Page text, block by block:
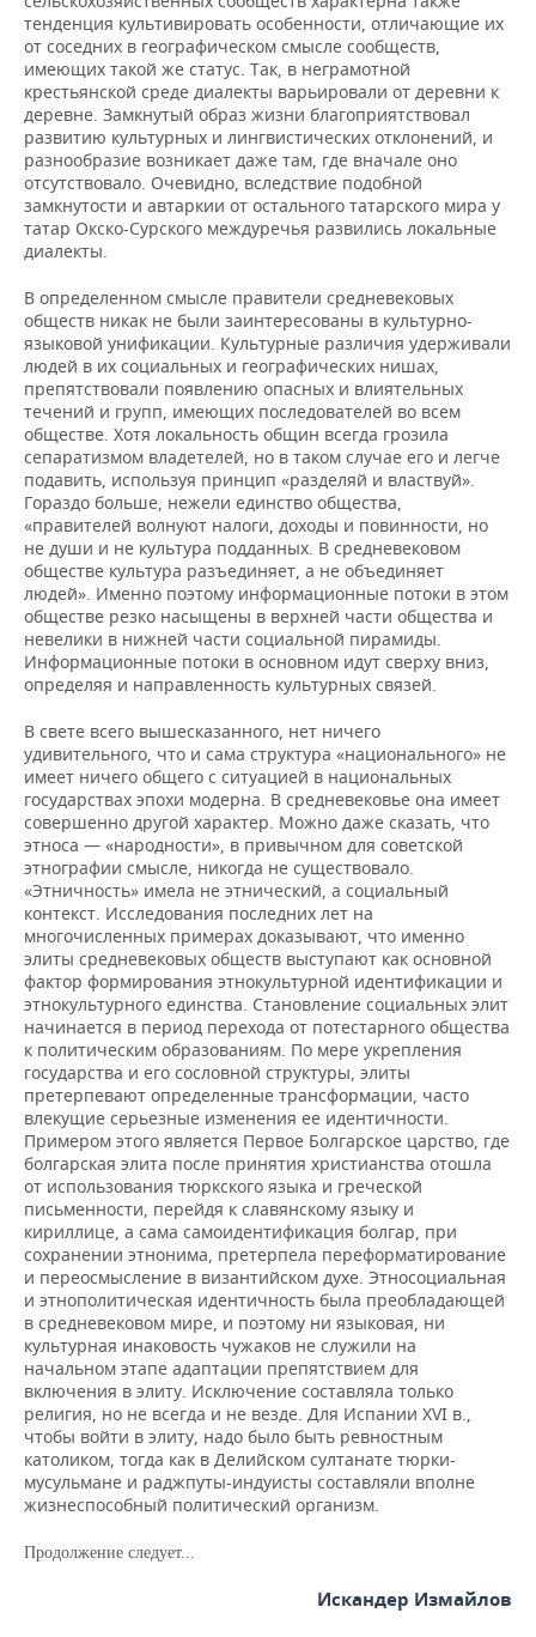
тенденция культивировать особенности, отличающие их
от соседних в географическом смысле сообществ,
имеющих такой же статус. Так, в неграмотной
крестьянской среде диалекты варьировали от деревни к
деревне. Замкнутый образ жизни благоприятствовал
развитию культурных и лингвистических отклонений, и
разнообразие возникает даже там, где вначале оно
отсутствовало. Очевидно, вследствие подобной
замкнутости и автаркии от остального татарского мира у
татар Окско-Сурского междуречья развились локальные
диалекты.
В определенном смысле правители средневековых
обществ никак не были заинтересованы в культурно-
языковой унификации. Культурные различия удерживали
людей в их социальных и географических нишах,
препятствовали появлению опасных и влиятельных
течений и групп, имеющих последователей во всем
обществе. Хотя локальность общин всегда грозила
сепаратизмом владетелей, но в таком случае его и легче
подавить, используя принцип «разделяй и властвуй».
Гораздо больше, нежели единство общества,
«правителей волнуют налоги, доходы и повинности, но
не души и не культура подданных. В средневековом
обществе культура разъединяет, а не объединяет
людей». Именно поэтому информационные потоки в этом
обществе резко насыщены в верхней части общества и
невелики в нижней части социальной пирамиды.
Информационные потоки в основном идут сверху вниз,
определяя и направленность культурных связей.
В свете всего вышесказанного, нет ничего
удивительного, что и сама структура «национального» не
имеет ничего общего с ситуацией в национальных
государствах эпохи модерна. В средневековье она имеет
совершенно другой характер. Можно даже сказать, что
этноса — «народности», в привычном для советской
этнографии смысле, никогда не существовало.
«Этничность» имела не этнический, а социальный
контекст. Исследования последних лет на
многочисленных примерах доказывают, что именно
элиты средневековых обществ выступают как основной
фактор формирования этнокультурной идентификации и
этнокультурного единства. Становление социальных элит
начинается в период перехода от потестарного общества
к политическим образованиям. По мере укрепления
государства и его сословной структуры, элиты
претерпевают определенные трансформации, часто
влекущие серьезные изменения ее идентичности.
Примером этого является Первое Болгарское царство, где
болгарская элита после принятия христианства отошла
от использования тюркского языка и греческой
письменности, перейдя к славянскому языку и
кириллице, а сама самоидентификация болгар, при
сохранении этнонима, претерпела переформатирование
и переосмысление в византийском духе. Этносоциальная
и этнополитическая идентичность была преобладающей
в средневековом мире, и поэтому ни языковая, ни
культурная инаковость чужаков не служили на
начальном этапе адаптации препятствием для
включения в элиту. Исключение составляла только
религия, но не всегда и не везде. Для Испании XVI в.,
чтобы войти в элиту, надо было быть ревностным
католиком, тогда как в Делийском султанате тюрки-
мусульмане и раджпуты-индуисты составляли вполне
жизнеспособный политический организм.
Продолжение следует...
Искандер Измайлов